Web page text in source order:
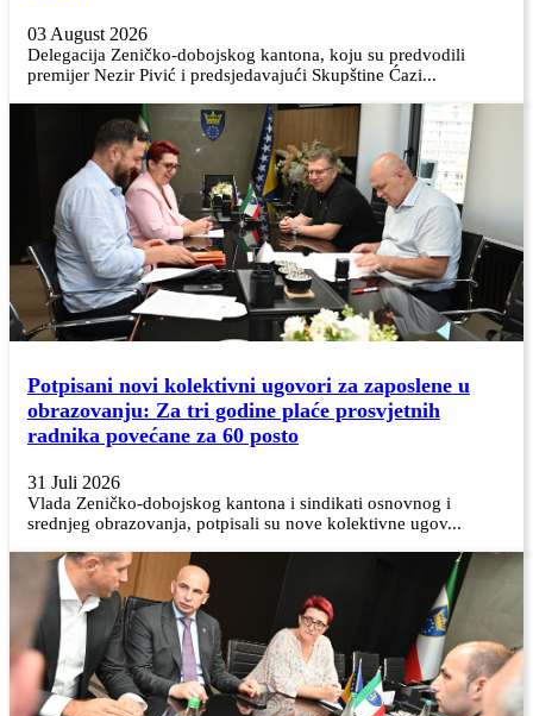
03 August 2026
Delegacija Zeničko-dobojskog kantona, koju su predvodili
premijer Nezir Pivić i predsjedavajući Skupštine Ćazi...
Potpisani novi kolektivni ugovori za zaposlene u
obrazovanju: Za tri godine plaće prosvjetnih
radnika povećane za 60 posto
31 Juli 2026
Vlada Zeničko-dobojskog kantona i sindikati osnovnog i
srednjeg obrazovanja, potpisali su nove kolektivne ugov...